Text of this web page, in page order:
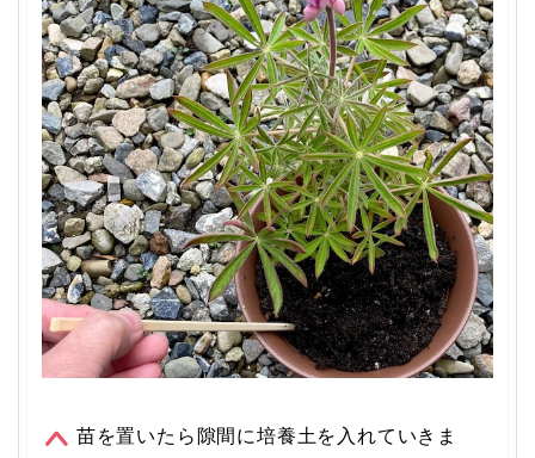
苗を置いたら隙間に培養土を入れていきま